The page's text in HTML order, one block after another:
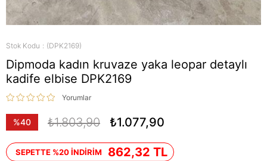
Stok Kodu (DPK2169)
Dipmoda kadın kruvaze yaka leopar detaylı
kadife elbise DPK2169
Yorumlar
%40
₺1.803,90 ₺1.077,90
SEPETTE %20 İNDİRİM 862,32 TL